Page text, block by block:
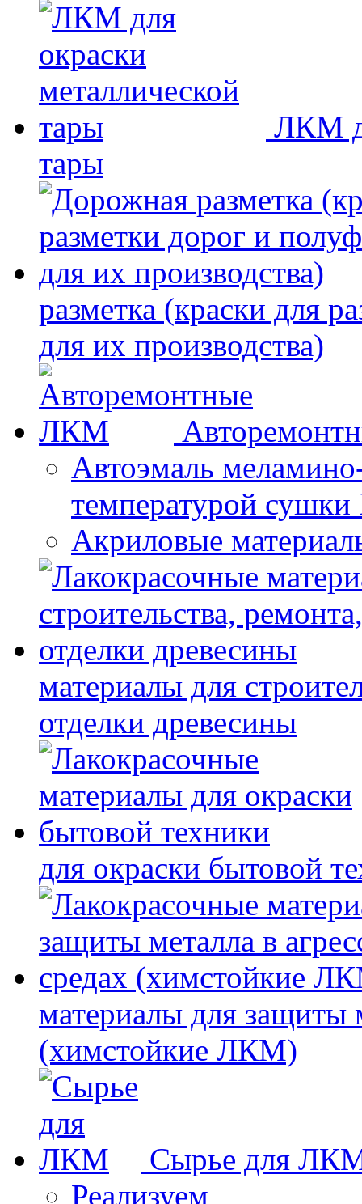
ЛКМ
тары
разметка (краски для
для их производства)
Автоэмаль
температурой
Акриловые
материалы для
отделки древесины
для окраски бытовой
материалы для защиты
(химстойкие ЛКМ)
Сырье для
Реализуем